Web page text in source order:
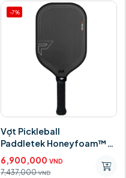
-7%
Vợt Pickleball
Paddletek Honeyfoam™
TKO-X 16mm
6,900,000 VND
7,437,000 VND